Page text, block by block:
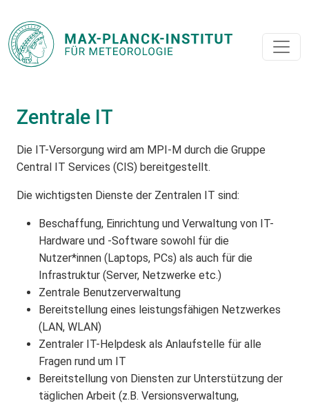
Zentrale IT
Die IT-Versorgung wird am MPI-M durch die Gruppe
Central IT Services (CIS) bereitgestellt.
Die wichtigsten Dienste der Zentralen IT sind:
Beschaffung, Einrichtung und Verwaltung von IT-
Hardware und -Software sowohl für die
Nutzer*innen (Laptops, PCs) als auch für die
Infrastruktur (Server, Netzwerke etc.)
Zentrale Benutzerverwaltung
Bereitstellung eines leistungsfähigen Netzwerkes
(LAN, WLAN)
Zentraler IT-Helpdesk als Anlaufstelle für alle
Fragen rund um IT
Bereitstellung von Diensten zur Unterstützung der
täglichen Arbeit (z.B. Versionsverwaltung,